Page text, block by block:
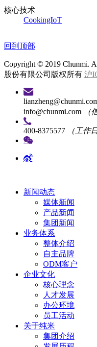
核心技术
CookingIoT
回到顶部
Copyright © 2019 Chunmi.
股份有限公司版权所有 沪
info@chunmi.com
（
400-8375577 （工作
新闻动态
媒体新闻
产品新闻
集团新闻
业务体系
整体介绍
自主品牌
ODM客户
企业文化
核心理念
人才发展
办公环境
员工活动
关于纯米
集团介绍